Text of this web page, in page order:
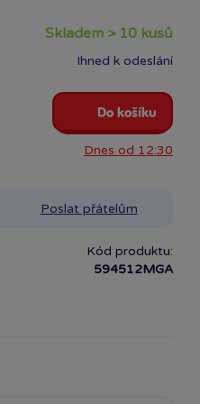
skladem > 10 kusů
Ihned k odeslání
Do košíku
Dnes od 12:30
Poslat přátelům
Kód produktu:
594512MGA